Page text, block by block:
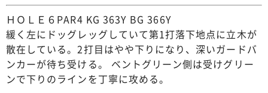
ＨＯＬＥ６PAR4 KG 363Y BG 366Y
緩く左にドッグレッグしていて第1打落下地点に立木が
散在している。2打目はやや下りになり、深いガードバ
ンカーが待ち受ける。 ベントグリーン側は受けグリー
ンで下りのラインを丁寧に攻める。